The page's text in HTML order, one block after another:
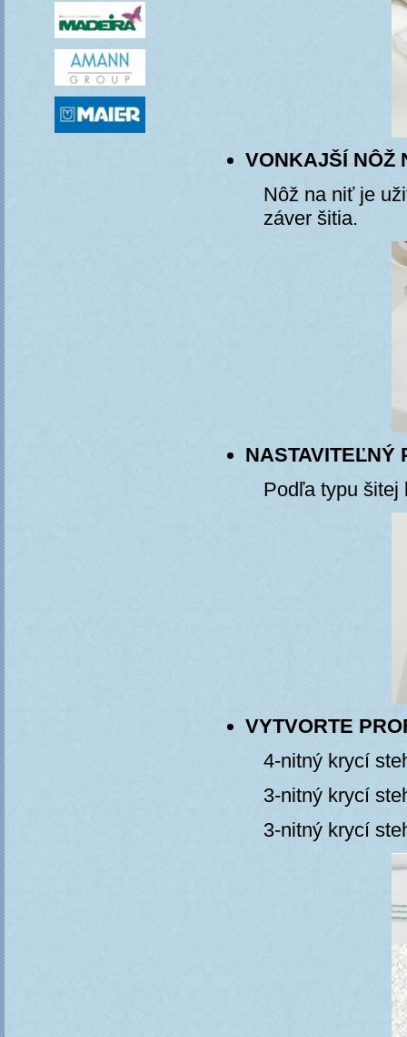
VONKAJŠÍ NÔŽ
Nôž na niť je
záver šitia.
NASTAVITEĽNÝ
Podľa typu šitej
VYTVORTE
4-nitný krycí
3-nitný krycí
3-nitný krycí